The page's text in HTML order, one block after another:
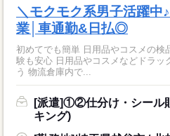
＼モクモク系男子活躍中
業│車通勤&日払◎
初めてでも簡単 日用品やコスメの検
験も安心 日用品やコスメなどドラッ
う 物流倉庫内で...
[派遣]①②仕分け・シール
キング)